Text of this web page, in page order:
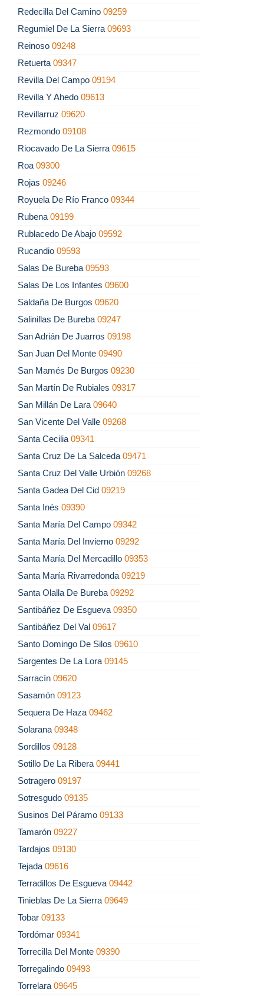
Redecilla Del Camino 09259
Regumiel De La Sierra 09693
Reinoso 09248
Retuerta 09347
Revilla Del Campo 09194
Revilla Y Ahedo 09613
Revillarruz 09620
Rezmondo 09108
Riocavado De La Sierra 09615
Roa 09300
Rojas 09246
Royuela De Río Franco 09344
Rubena 09199
Rublacedo De Abajo 09592
Rucandio 09593
Salas De Bureba 09593
Salas De Los Infantes 09600
Saldaña De Burgos 09620
Salinillas De Bureba 09247
San Adrián De Juarros 09198
San Juan Del Monte 09490
San Mamés De Burgos 09230
San Martín De Rubiales 09317
San Millán De Lara 09640
San Vicente Del Valle 09268
Santa Cecilia 09341
Santa Cruz De La Salceda 09471
Santa Cruz Del Valle Urbión 09268
Santa Gadea Del Cid 09219
Santa Inés 09390
Santa María Del Campo 09342
Santa María Del Invierno 09292
Santa María Del Mercadillo 09353
Santa María Rivarredonda 09219
Santa Olalla De Bureba 09292
Santibáñez De Esgueva 09350
Santibáñez Del Val 09617
Santo Domingo De Silos 09610
Sargentes De La Lora 09145
Sarracín 09620
Sasamón 09123
Sequera De Haza 09462
Solarana 09348
Sordillos 09128
Sotillo De La Ribera 09441
Sotragero 09197
Sotresgudo 09135
Susinos Del Páramo 09133
Tamarón 09227
Tardajos 09130
Tejada 09616
Terradillos De Esgueva 09442
Tinieblas De La Sierra 09649
Tobar 09133
Tordómar 09341
Torrecilla Del Monte 09390
Torregalindo 09493
Torrelara 09645